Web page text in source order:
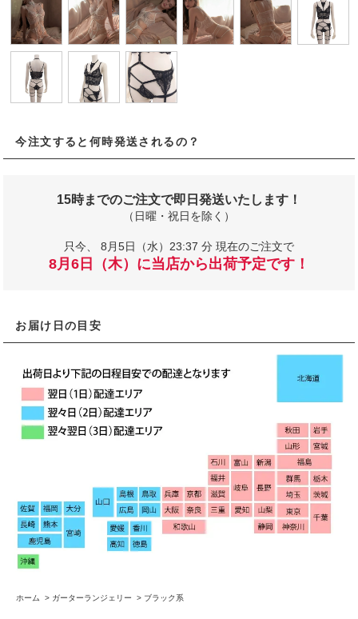
今注文すると何時発送されるの？
15時までのご注文で即日発送いたします！
（日曜・祝日を除く）
只今、 8月5日（水）23:37 分 現在のご注文で
8月6日（木）に当店から出荷予定です！
お届け日の目安
ホーム > ガーターランジェリー > ブラック系